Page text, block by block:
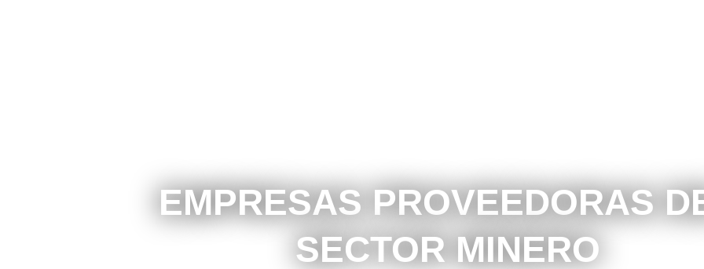
EMPRESAS PROVEEDORAS
SECTOR MINERO